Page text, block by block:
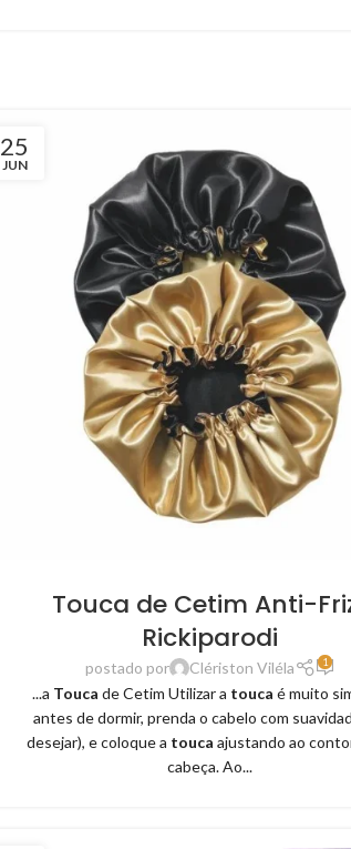
25
JUN
Touca de Cetim Anti-
Rickiparodi
postado por Clériston Viléla 1
...a Touca de Cetim Utilizar a touca é muito
antes de dormir, prenda o cabelo com
desejar), e coloque a touca ajustando ao
cabeça. Ao...